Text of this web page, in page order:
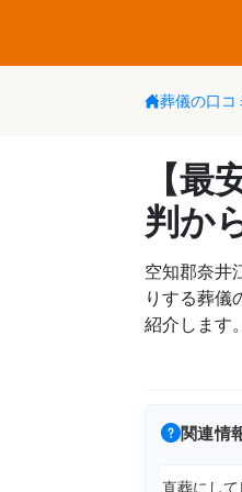
葬儀の口コ
【
判か
空知郡奈井
りする葬儀
紹介します。
関連情
直葬にして良かっ